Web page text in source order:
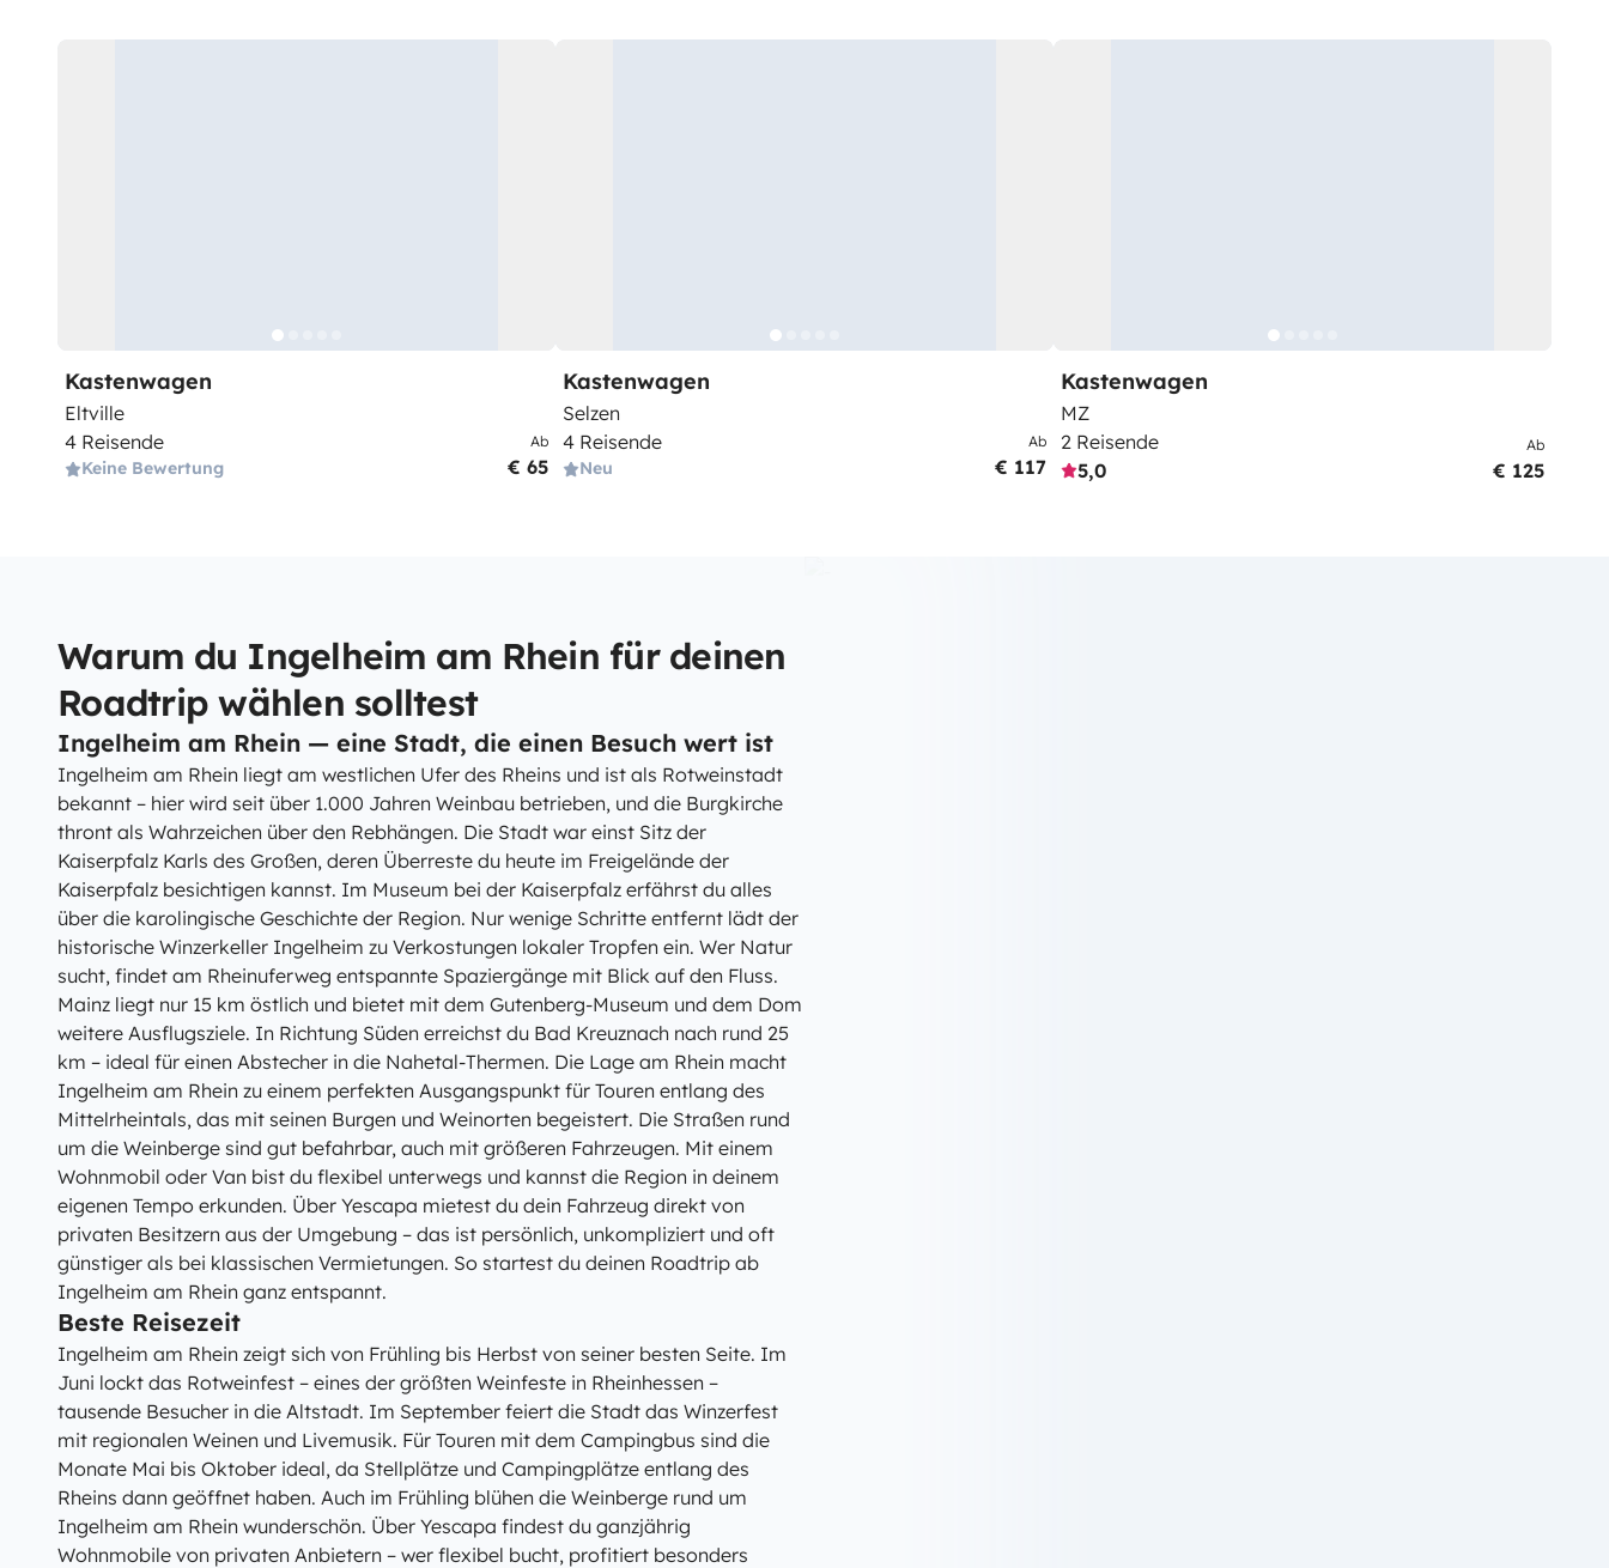
Kastenwagen
Eltville
4 Reisende
Keine Bewertung
Ab
€ 65
Kastenwagen
Selzen
4 Reisende
Neu
Ab
€ 117
Kastenwagen
MZ
2 Reisende
5,0
Ab
€ 125
Warum du Ingelheim am Rhein für deinen
Roadtrip wählen solltest
Ingelheim am Rhein — eine Stadt, die einen Besuch wert ist
Ingelheim am Rhein liegt am westlichen Ufer des Rheins und ist als Rotweinstadt
bekannt – hier wird seit über 1.000 Jahren Weinbau betrieben, und die Burgkirche
thront als Wahrzeichen über den Rebhängen. Die Stadt war einst Sitz der
Kaiserpfalz Karls des Großen, deren Überreste du heute im Freigelände der
Kaiserpfalz besichtigen kannst. Im Museum bei der Kaiserpfalz erfährst du alles
über die karolingische Geschichte der Region. Nur wenige Schritte entfernt lädt der
historische Winzerkeller Ingelheim zu Verkostungen lokaler Tropfen ein. Wer Natur
sucht, findet am Rheinuferweg entspannte Spaziergänge mit Blick auf den Fluss.
Mainz liegt nur 15 km östlich und bietet mit dem Gutenberg-Museum und dem Dom
weitere Ausflugsziele. In Richtung Süden erreichst du Bad Kreuznach nach rund 25
km – ideal für einen Abstecher in die Nahetal-Thermen. Die Lage am Rhein macht
Ingelheim am Rhein zu einem perfekten Ausgangspunkt für Touren entlang des
Mittelrheintals, das mit seinen Burgen und Weinorten begeistert. Die Straßen rund
um die Weinberge sind gut befahrbar, auch mit größeren Fahrzeugen. Mit einem
Wohnmobil oder Van bist du flexibel unterwegs und kannst die Region in deinem
eigenen Tempo erkunden. Über Yescapa mietest du dein Fahrzeug direkt von
privaten Besitzern aus der Umgebung – das ist persönlich, unkompliziert und oft
günstiger als bei klassischen Vermietungen. So startest du deinen Roadtrip ab
Ingelheim am Rhein ganz entspannt.
Beste Reisezeit
Ingelheim am Rhein zeigt sich von Frühling bis Herbst von seiner besten Seite. Im
Juni lockt das Rotweinfest – eines der größten Weinfeste in Rheinhessen –
tausende Besucher in die Altstadt. Im September feiert die Stadt das Winzerfest
mit regionalen Weinen und Livemusik. Für Touren mit dem Campingbus sind die
Monate Mai bis Oktober ideal, da Stellplätze und Campingplätze entlang des
Rheins dann geöffnet haben. Auch im Frühling blühen die Weinberge rund um
Ingelheim am Rhein wunderschön. Über Yescapa findest du ganzjährig
Wohnmobile von privaten Anbietern – wer flexibel bucht, profitiert besonders